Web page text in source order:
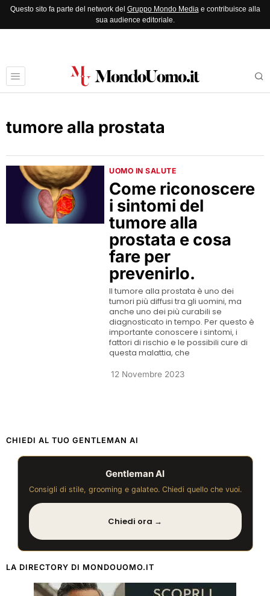
Questo sito fa parte del network del Gruppo Mondo Mediae contribuisce alla
sua audience editoriale.
tumore alla prostata
UOMO IN SALUTE
Come riconoscere
i sintomi del
tumore alla
prostata e cosa
fare per
prevenirlo.
Il tumore alla prostata è uno dei
tumori più diffusi tra gli uomini, ma
anche uno dei più curabili se
diagnosticato in tempo. Per questo è
importante conoscere i sintomi, i
fattori di rischio e le possibili cure di
questa malattia, che
12 Novembre 2023
CHIEDI AL TUO GENTLEMAN AI
Gentleman AI
Consigli di stile, grooming e galateo. Chiedi quello che vuoi.
Chiedi ora →
LA DIRECTORY DI MONDOUOMO.IT